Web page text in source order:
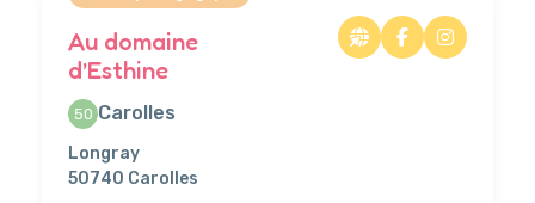
Au domaine
d’Esthine
50 Carolles
Longray
50740 Carolles